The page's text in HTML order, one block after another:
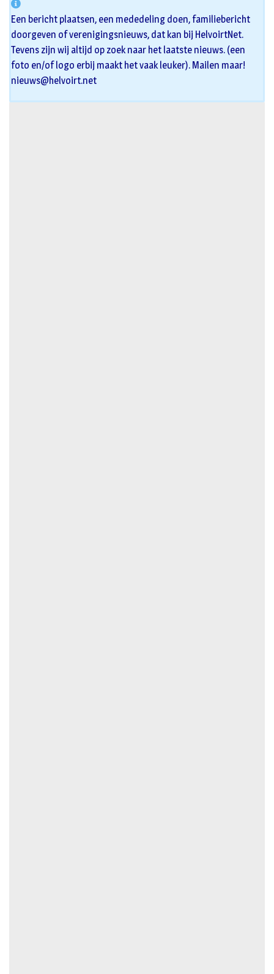
Een bericht plaatsen, een mededeling doen, familiebericht
doorgeven of verenigingsnieuws, dat kan bij HelvoirtNet.
Tevens zijn wij altijd op zoek naar het laatste nieuws. (een
foto en/of logo erbij maakt het vaak leuker). Mailen maar!
nieuws@helvoirt.net